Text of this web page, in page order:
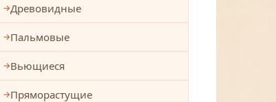
Древовидные
Пальмовые
Вьющиеся
Пряморастущие